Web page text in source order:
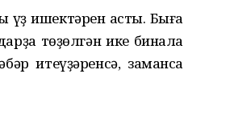
үҙ ишектәрен асты. Быға
төҙөлгән ике бинала
итеүҙәренсә, заманса